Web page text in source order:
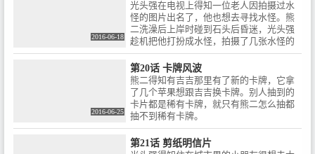
2016-06-18
光头强在电视上得知一位老人因拍摄过水
怪的图片出名了，他也想去寻找水怪。熊
二洗澡后上岸时碰到石头后昏迷，光头强
趁机把他打扮成水怪，拍摄了几张水怪的
照片。
2016-06-25
第20话 卡牌风波
熊二得知有吉吉那里有了新的卡牌，它拿
了几个苹果想跟吉吉换卡牌。别人抽到的
卡片都是稀有卡牌，就只有熊二怎么抽都
抽不到稀有卡牌。
第21话 剪纸明信片